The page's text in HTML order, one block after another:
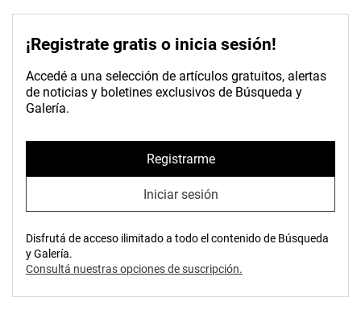
¡Registrate gratis o inicia sesión!
Accedé a una selección de artículos gratuitos, alertas
de noticias y boletines exclusivos de Búsqueda y
Galería.
Registrarme
Iniciar sesión
Disfrutá de acceso ilimitado a todo el contenido de Búsqueda
y Galería.
Consultá nuestras opciones de suscripción.